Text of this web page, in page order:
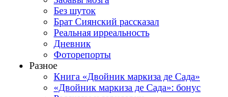
Без шуток
Брат Сиянский рассказал
Реальная ирреальность
Дневник
Фоторепорты
Разное
Книга «Двойник маркиза де Сада»
«Двойник маркиза де Сада»: бонус